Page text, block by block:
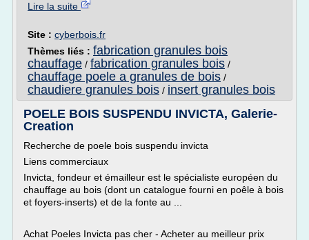
Lire la suite
Site : cyberbois.fr
Thèmes liés : fabrication granules bois
chauffage / fabrication granules bois /
chauffage poele a granules de bois /
chaudiere granules bois / insert granules bois
POELE BOIS SUSPENDU INVICTA, Galerie-
Creation
Recherche de poele bois suspendu invicta
Liens commerciaux
Invicta, fondeur et émailleur est le spécialiste européen du
chauffage au bois (dont un catalogue fourni en poêle à bois
et foyers-inserts) et de la fonte au ...
Achat Poeles Invicta pas cher - Acheter au meilleur prix